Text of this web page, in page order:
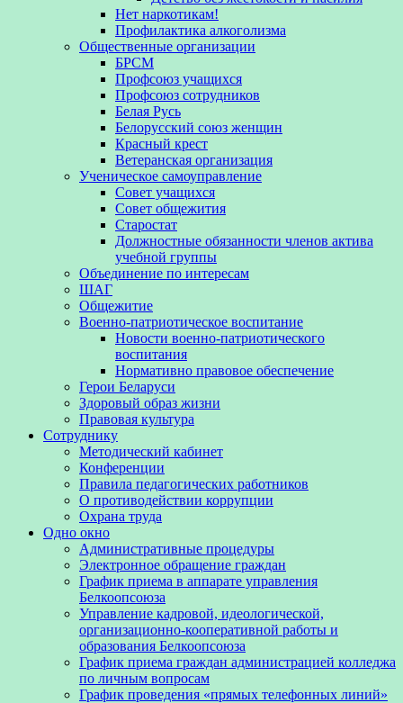
Нет наркотикам!
Профилактика алкоголизма
Общественные организации
БРСМ
Профсоюз учащихся
Профсоюз сотрудников
Белая Русь
Белорусский союз женщин
Красный крест
Ветеранская организация
Ученическое самоуправление
Совет учащихся
Совет общежития
Старостат
Должностные обязанности членов актива
учебной группы
Объединение по интересам
ШАГ
Общежитие
Военно-патриотическое воспитание
Новости военно-патриотического
воспитания
Нормативно правовое обеспечение
Герои Беларуси
Здоровый образ жизни
Правовая культура
Сотруднику
Методический кабинет
Конференции
Правила педагогических работников
О противодействии коррупции
Охрана труда
Одно окно
Административные процедуры
Электронное обращение граждан
График приема в аппарате управления
Белкоопсоюза
Управление кадровой, идеологической,
организационно-кооперативной работы и
образования Белкоопсоюза
График приема граждан администрацией колледжа
по личным вопросам
График проведения «прямых телефонных линий»